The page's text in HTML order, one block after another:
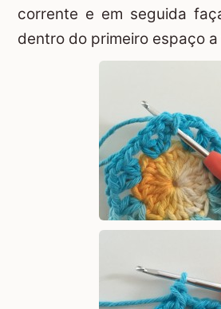
corrente e em seguida
dentro do primeiro espaço